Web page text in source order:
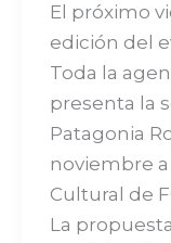
El próximo
edición del
Toda la
presenta la
Patagonia
noviembre a
Cultural de
La